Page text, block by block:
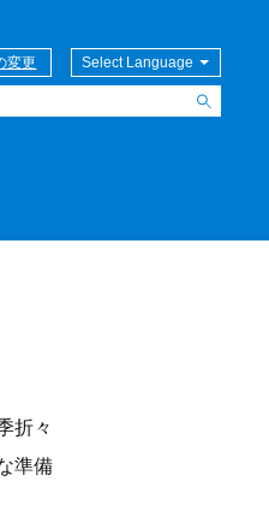
変更
館コース）
折々
準備